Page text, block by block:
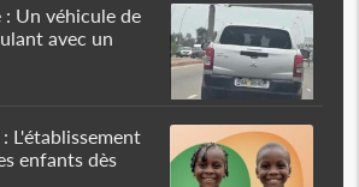
Un véhicule de
avec un
L'établissement
enfants dès